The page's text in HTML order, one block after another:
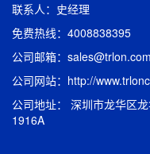
联系人：史经理
免费热线：4008838395
公司邮箱：sales@trlon.com
公司网站：http://
公司地址： 深圳市龙华区
1916A